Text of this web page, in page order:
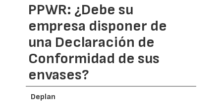
PPWR: ¿Debe su
empresa disponer de
una Declaración de
Conformidad de sus
envases?
Deplan